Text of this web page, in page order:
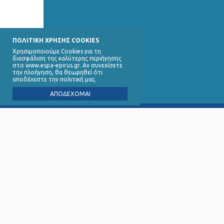
ΠΟΛΙΤΙΚΗ ΧΡΗΣΗΣ COOKIES
Χρησιμοποιούμε Cookies για τη
διασφάλιση της καλύτερης περιήγησης
στο www.espa-epirus.gr. Αν συνεχίσετε
την πλοήγηση, θα θεωρηθεί ότι
αποδέχεστε την πολιτική μας.
ΑΠΟΔΕΧΟΜΑΙ